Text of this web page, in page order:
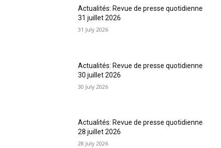
Actualités: Revue de presse quotidienne
31 juillet 2026
31 July 2026
Actualités: Revue de presse quotidienne
30 juillet 2026
30 July 2026
Actualités: Revue de presse quotidienne
28 juillet 2026
28 July 2026